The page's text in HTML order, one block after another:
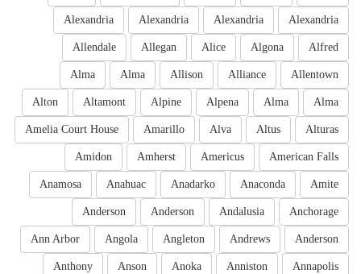
Alexandria
Alexandria
Alexandria
Alexandria
Alfred
Algona
Alice
Allegan
Allendale
Allentown
Alliance
Allison
Alma
Alma
Alma
Alma
Alpena
Alpine
Altamont
Alton
Alturas
Altus
Alva
Amarillo
Amelia Court House
American Falls
Americus
Amherst
Amidon
Amite
Anaconda
Anadarko
Anahuac
Anamosa
Anchorage
Andalusia
Anderson
Anderson
Anderson
Andrews
Angleton
Angola
Ann Arbor
Annapolis
Anniston
Anoka
Anson
Anthony